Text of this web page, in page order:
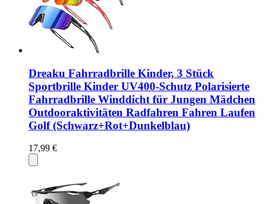
Dreaku Fahrradbrille Kinder, 3 Stück
Sportbrille Kinder UV400-Schutz Polarisierte
Fahrradbrille Winddicht für Jungen Mädchen
Outdooraktivitäten Radfahren Fahren Laufen
Golf (Schwarz+Rot+Dunkelblau)
17,99 €